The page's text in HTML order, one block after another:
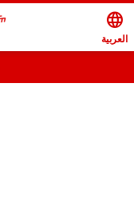
language
العربية